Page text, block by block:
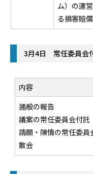
ム）の運
る損害賠
3月4日 常任委員
内容
諸般の報告
議案の常任委員会付託
請願・陳情の常任委員
散会